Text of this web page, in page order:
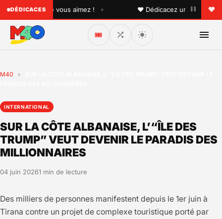
DÉDICACESque vous aimez ! • ♥ Dédicacez un titre à vos
🎟️
M40 ›
INTERNATIONAL
SUR LA CÔTE ALBANAISE, L’“ÎLE DES
TRUMP” VEUT DEVENIR LE PARADIS DES
MILLIONNAIRES
04 juin 20261 min de lecture
Des milliers de personnes manifestent depuis le 1er juin à
Tirana contre un projet de complexe touristique porté par